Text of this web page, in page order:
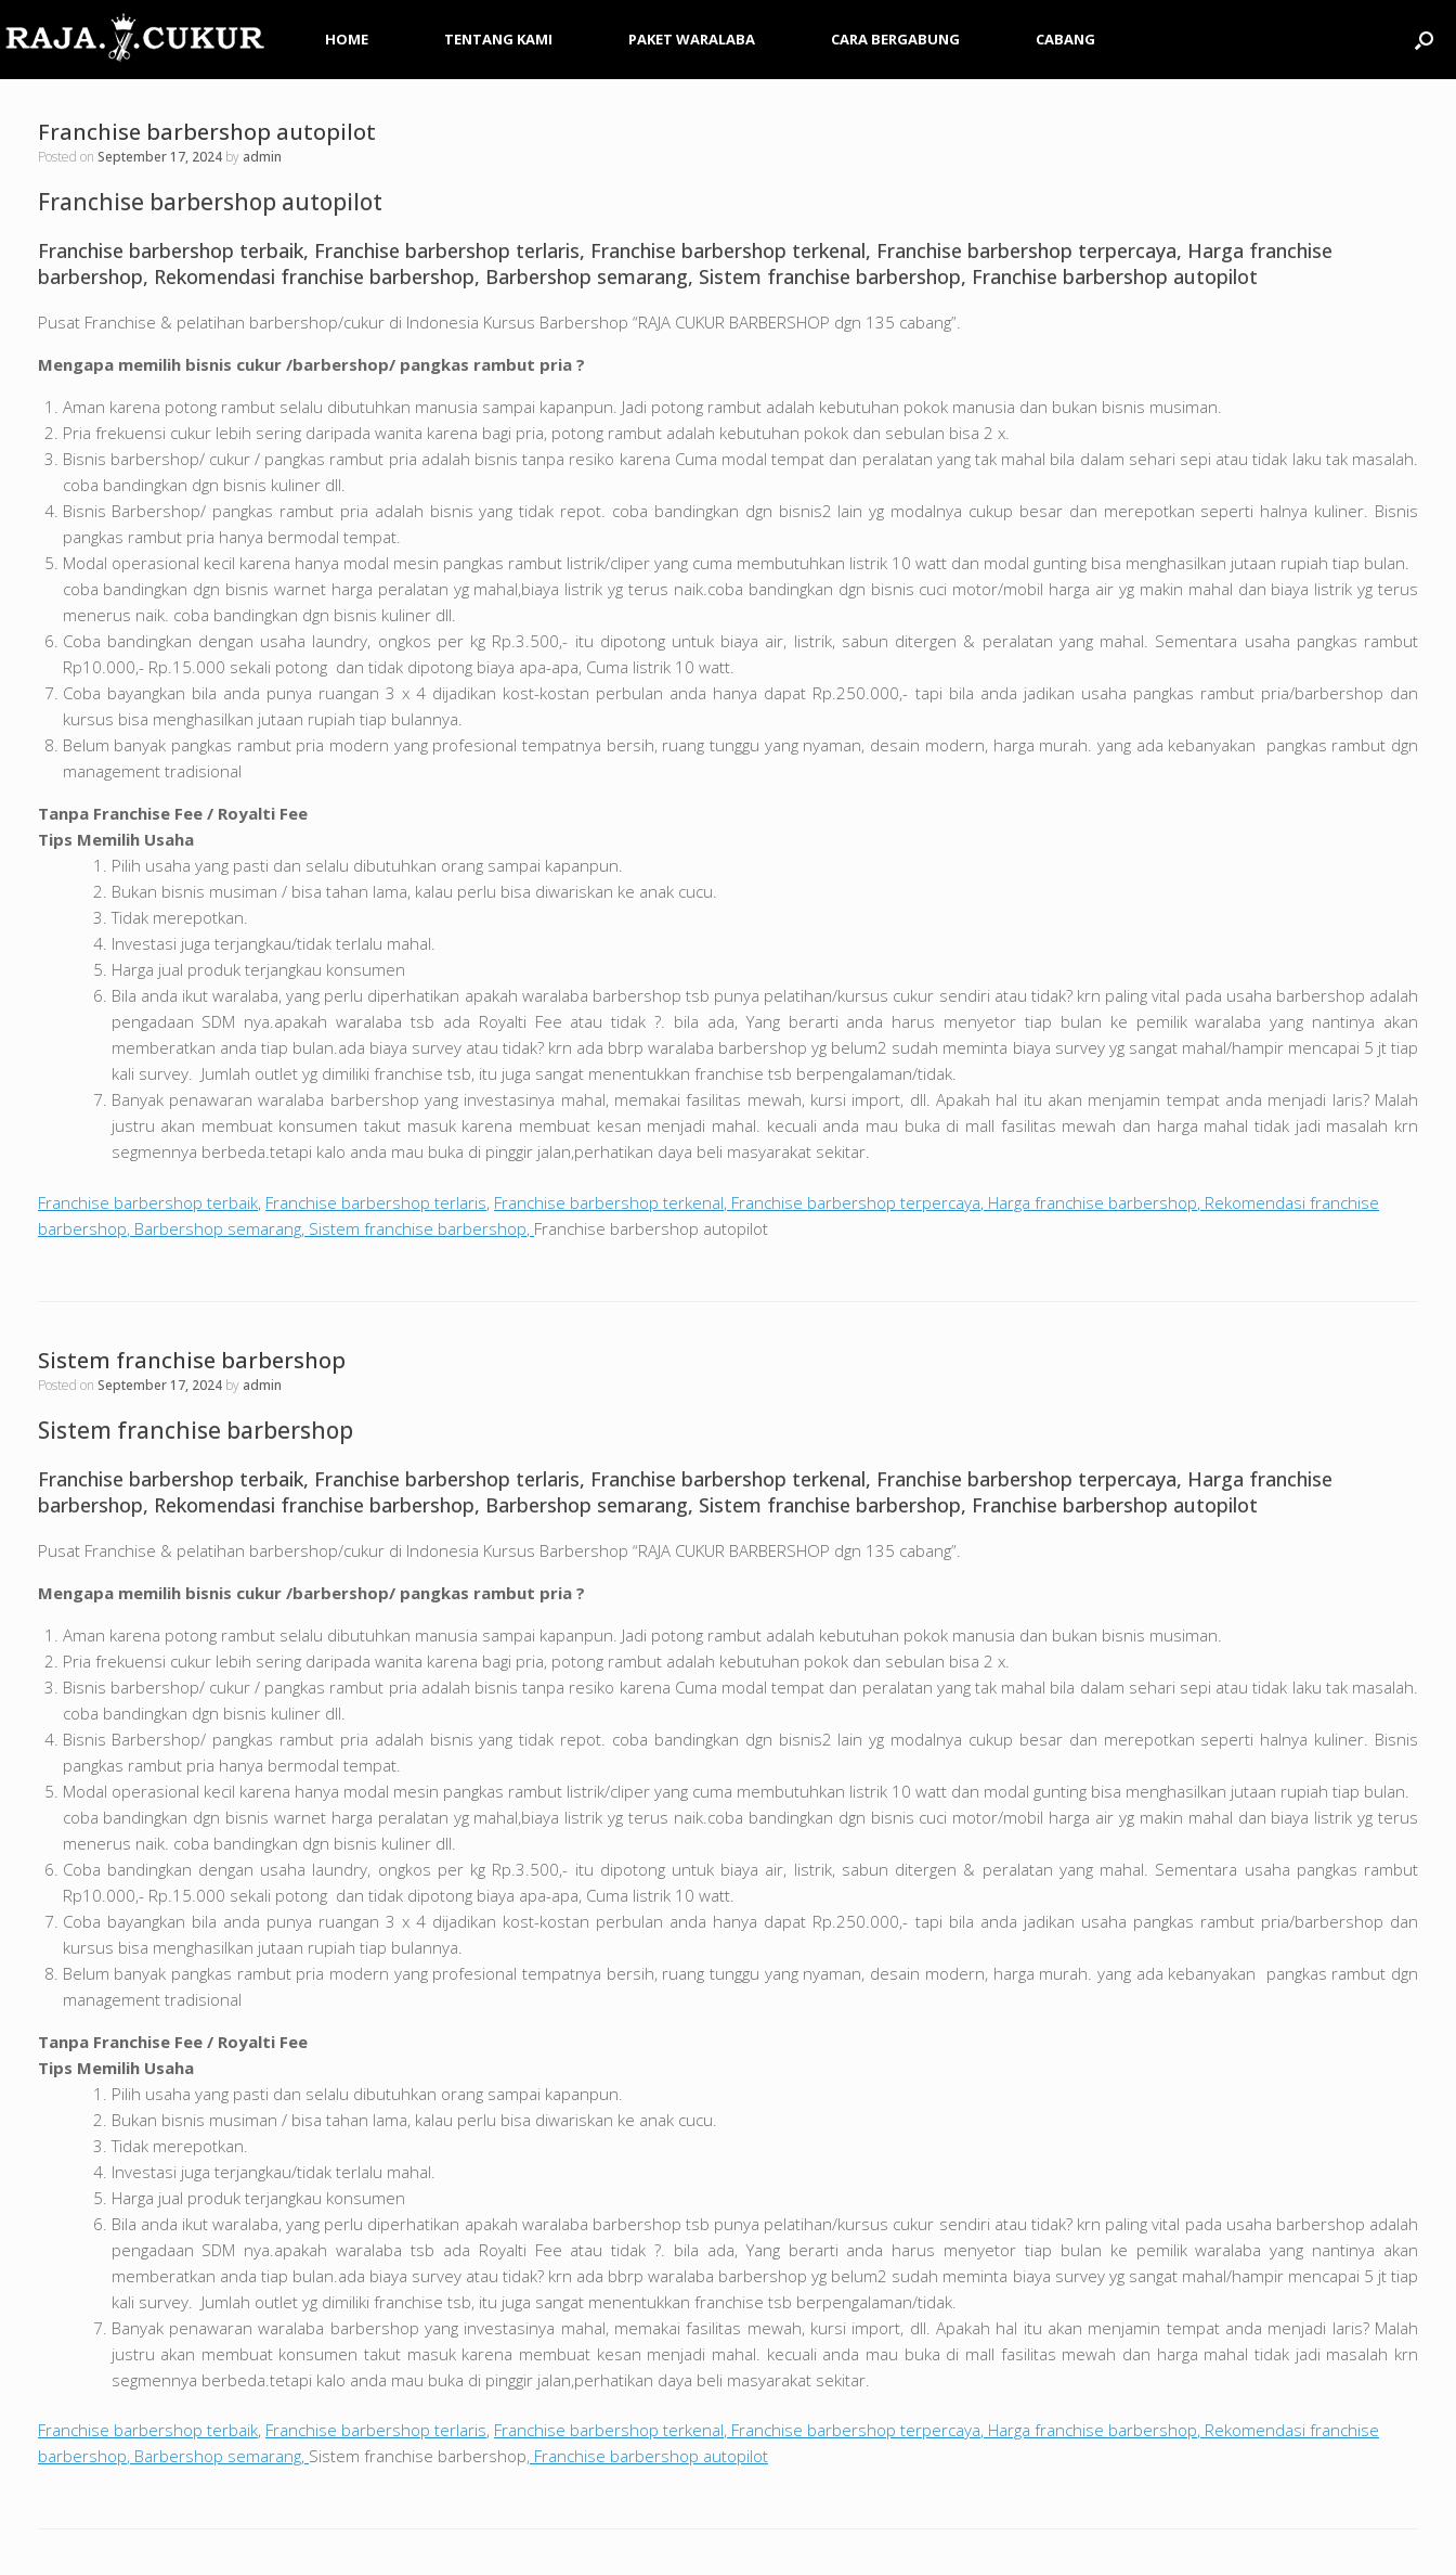
HOME TENTANG KAMI PAKET WARALABA CARA BERGABUNG CABANG
Franchise barbershop autopilot
Posted on September 17, 2024 by admin
Franchise barbershop autopilot
Franchise barbershop terbaik, Franchise barbershop terlaris, Franchise barbershop terkenal, Franchise barbershop terpercaya, Harga franchise
barbershop, Rekomendasi franchise barbershop, Barbershop semarang, Sistem franchise barbershop, Franchise barbershop autopilot
Pusat Franchise & pelatihan barbershop/cukur di Indonesia Kursus Barbershop “RAJA CUKUR BARBERSHOP dgn 135 cabang”.
Mengapa memilih bisnis cukur /barbershop/ pangkas rambut pria ?
Aman karena potong rambut selalu dibutuhkan manusia sampai kapanpun. Jadi potong rambut adalah kebutuhan pokok manusia dan bukan bisnis musiman.
Pria frekuensi cukur lebih sering daripada wanita karena bagi pria, potong rambut adalah kebutuhan pokok dan sebulan bisa 2 x.
Bisnis barbershop/ cukur / pangkas rambut pria adalah bisnis tanpa resiko karena Cuma modal tempat dan peralatan yang tak mahal bila dalam sehari sepi atau tidak laku tak masalah.
coba bandingkan dgn bisnis kuliner dll.
Bisnis Barbershop/ pangkas rambut pria adalah bisnis yang tidak repot. coba bandingkan dgn bisnis2 lain yg modalnya cukup besar dan merepotkan seperti halnya kuliner. Bisnis
pangkas rambut pria hanya bermodal tempat.
Modal operasional kecil karena hanya modal mesin pangkas rambut listrik/cliper yang cuma membutuhkan listrik 10 watt dan modal gunting bisa menghasilkan jutaan rupiah tiap bulan.
coba bandingkan dgn bisnis warnet harga peralatan yg mahal,biaya listrik yg terus naik.coba bandingkan dgn bisnis cuci motor/mobil harga air yg makin mahal dan biaya listrik yg terus
menerus naik. coba bandingkan dgn bisnis kuliner dll.
Coba bandingkan dengan usaha laundry, ongkos per kg Rp.3.500,- itu dipotong untuk biaya air, listrik, sabun ditergen & peralatan yang mahal. Sementara usaha pangkas rambut
Rp10.000,- Rp.15.000 sekali potong dan tidak dipotong biaya apa-apa, Cuma listrik 10 watt.
Coba bayangkan bila anda punya ruangan 3 x 4 dijadikan kost-kostan perbulan anda hanya dapat Rp.250.000,- tapi bila anda jadikan usaha pangkas rambut pria/barbershop dan
kursus bisa menghasilkan jutaan rupiah tiap bulannya.
Belum banyak pangkas rambut pria modern yang profesional tempatnya bersih, ruang tunggu yang nyaman, desain modern, harga murah. yang ada kebanyakan pangkas rambut dgn
management tradisional
Tanpa Franchise Fee / Royalti Fee
Tips Memilih Usaha
Pilih usaha yang pasti dan selalu dibutuhkan orang sampai kapanpun.
Bukan bisnis musiman / bisa tahan lama, kalau perlu bisa diwariskan ke anak cucu.
Tidak merepotkan.
Investasi juga terjangkau/tidak terlalu mahal.
Harga jual produk terjangkau konsumen
Bila anda ikut waralaba, yang perlu diperhatikan apakah waralaba barbershop tsb punya pelatihan/kursus cukur sendiri atau tidak? krn paling vital pada usaha barbershop adalah
pengadaan SDM nya.apakah waralaba tsb ada Royalti Fee atau tidak ?. bila ada, Yang berarti anda harus menyetor tiap bulan ke pemilik waralaba yang nantinya akan
memberatkan anda tiap bulan.ada biaya survey atau tidak? krn ada bbrp waralaba barbershop yg belum2 sudah meminta biaya survey yg sangat mahal/hampir mencapai 5 jt tiap
kali survey. Jumlah outlet yg dimiliki franchise tsb, itu juga sangat menentukkan franchise tsb berpengalaman/tidak.
Banyak penawaran waralaba barbershop yang investasinya mahal, memakai fasilitas mewah, kursi import, dll. Apakah hal itu akan menjamin tempat anda menjadi laris? Malah
justru akan membuat konsumen takut masuk karena membuat kesan menjadi mahal. kecuali anda mau buka di mall fasilitas mewah dan harga mahal tidak jadi masalah krn
segmennya berbeda.tetapi kalo anda mau buka di pinggir jalan,perhatikan daya beli masyarakat sekitar.
Franchise barbershop terbaik, Franchise barbershop terlaris, Franchise barbershop terkenal, Franchise barbershop terpercaya, Harga franchise barbershop, Rekomendasi franchise
barbershop, Barbershop semarang, Sistem franchise barbershop, Franchise barbershop autopilot
Sistem franchise barbershop
Posted on September 17, 2024 by admin
Sistem franchise barbershop
Franchise barbershop terbaik, Franchise barbershop terlaris, Franchise barbershop terkenal, Franchise barbershop terpercaya, Harga franchise
barbershop, Rekomendasi franchise barbershop, Barbershop semarang, Sistem franchise barbershop, Franchise barbershop autopilot
Pusat Franchise & pelatihan barbershop/cukur di Indonesia Kursus Barbershop “RAJA CUKUR BARBERSHOP dgn 135 cabang”.
Mengapa memilih bisnis cukur /barbershop/ pangkas rambut pria ?
Aman karena potong rambut selalu dibutuhkan manusia sampai kapanpun. Jadi potong rambut adalah kebutuhan pokok manusia dan bukan bisnis musiman.
Pria frekuensi cukur lebih sering daripada wanita karena bagi pria, potong rambut adalah kebutuhan pokok dan sebulan bisa 2 x.
Bisnis barbershop/ cukur / pangkas rambut pria adalah bisnis tanpa resiko karena Cuma modal tempat dan peralatan yang tak mahal bila dalam sehari sepi atau tidak laku tak masalah.
coba bandingkan dgn bisnis kuliner dll.
Bisnis Barbershop/ pangkas rambut pria adalah bisnis yang tidak repot. coba bandingkan dgn bisnis2 lain yg modalnya cukup besar dan merepotkan seperti halnya kuliner. Bisnis
pangkas rambut pria hanya bermodal tempat.
Modal operasional kecil karena hanya modal mesin pangkas rambut listrik/cliper yang cuma membutuhkan listrik 10 watt dan modal gunting bisa menghasilkan jutaan rupiah tiap bulan.
coba bandingkan dgn bisnis warnet harga peralatan yg mahal,biaya listrik yg terus naik.coba bandingkan dgn bisnis cuci motor/mobil harga air yg makin mahal dan biaya listrik yg terus
menerus naik. coba bandingkan dgn bisnis kuliner dll.
Coba bandingkan dengan usaha laundry, ongkos per kg Rp.3.500,- itu dipotong untuk biaya air, listrik, sabun ditergen & peralatan yang mahal. Sementara usaha pangkas rambut
Rp10.000,- Rp.15.000 sekali potong dan tidak dipotong biaya apa-apa, Cuma listrik 10 watt.
Coba bayangkan bila anda punya ruangan 3 x 4 dijadikan kost-kostan perbulan anda hanya dapat Rp.250.000,- tapi bila anda jadikan usaha pangkas rambut pria/barbershop dan
kursus bisa menghasilkan jutaan rupiah tiap bulannya.
Belum banyak pangkas rambut pria modern yang profesional tempatnya bersih, ruang tunggu yang nyaman, desain modern, harga murah. yang ada kebanyakan pangkas rambut dgn
management tradisional
Tanpa Franchise Fee / Royalti Fee
Tips Memilih Usaha
Pilih usaha yang pasti dan selalu dibutuhkan orang sampai kapanpun.
Bukan bisnis musiman / bisa tahan lama, kalau perlu bisa diwariskan ke anak cucu.
Tidak merepotkan.
Investasi juga terjangkau/tidak terlalu mahal.
Harga jual produk terjangkau konsumen
Bila anda ikut waralaba, yang perlu diperhatikan apakah waralaba barbershop tsb punya pelatihan/kursus cukur sendiri atau tidak? krn paling vital pada usaha barbershop adalah
pengadaan SDM nya.apakah waralaba tsb ada Royalti Fee atau tidak ?. bila ada, Yang berarti anda harus menyetor tiap bulan ke pemilik waralaba yang nantinya akan
memberatkan anda tiap bulan.ada biaya survey atau tidak? krn ada bbrp waralaba barbershop yg belum2 sudah meminta biaya survey yg sangat mahal/hampir mencapai 5 jt tiap
kali survey. Jumlah outlet yg dimiliki franchise tsb, itu juga sangat menentukkan franchise tsb berpengalaman/tidak.
Banyak penawaran waralaba barbershop yang investasinya mahal, memakai fasilitas mewah, kursi import, dll. Apakah hal itu akan menjamin tempat anda menjadi laris? Malah
justru akan membuat konsumen takut masuk karena membuat kesan menjadi mahal. kecuali anda mau buka di mall fasilitas mewah dan harga mahal tidak jadi masalah krn
segmennya berbeda.tetapi kalo anda mau buka di pinggir jalan,perhatikan daya beli masyarakat sekitar.
Franchise barbershop terbaik, Franchise barbershop terlaris, Franchise barbershop terkenal, Franchise barbershop terpercaya, Harga franchise barbershop, Rekomendasi franchise
barbershop, Barbershop semarang, Sistem franchise barbershop, Franchise barbershop autopilot